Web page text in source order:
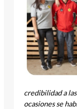
credibilidad a
ocasiones se